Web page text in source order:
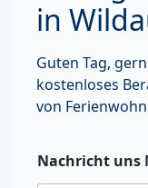
in
Guten Tag,
kostenloses
von
Nachricht uns